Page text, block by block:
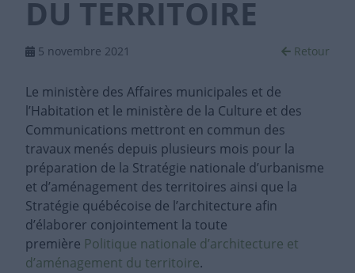
DU TERRITOIRE
5 novembre 2021 Retour
Le ministère des Affaires municipales et de
l’Habitation et le ministère de la Culture et des
Communications mettront en commun des
travaux menés depuis plusieurs mois pour la
préparation de la Stratégie nationale d’urbanisme
et d’aménagement des territoires ainsi que la
Stratégie québécoise de l’architecture afin
d’élaborer conjointement la toute
première Politique nationale d’architecture et
d’aménagement du territoire.